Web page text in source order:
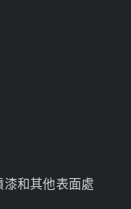
和其他表面處